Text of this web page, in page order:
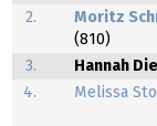
2.
Moritz
(810)
3. Hannah
4.
Melissa